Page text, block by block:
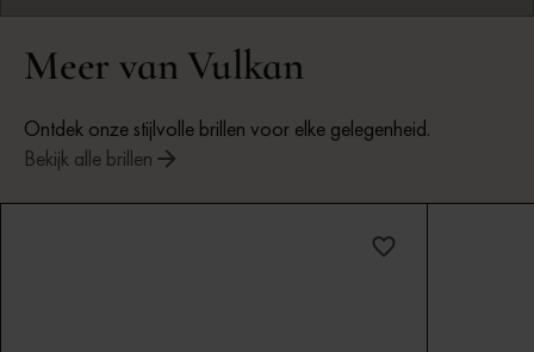
Meer van Vulkan
Ontdek onze stijlvolle brillen voor elke gelegenheid.
Bekijk alle brillen